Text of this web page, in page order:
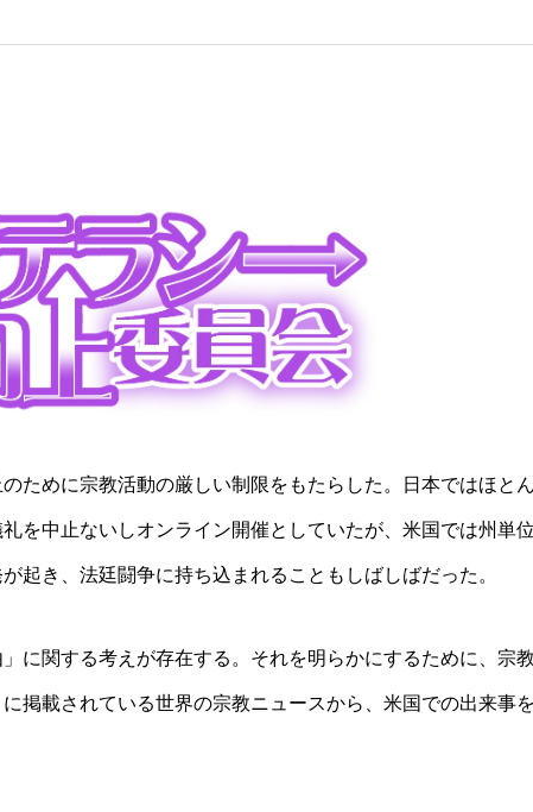
ために宗教活動の厳しい制限をもたらした。日本ではほと
を中止ないしオンライン開催としていたが、米国では州単
起き、法廷闘争に持ち込まれることもしばしばだった。
に関する考えが存在する。それを明らかにするために、宗
掲載されている世界の宗教ニュースから、米国での出来事